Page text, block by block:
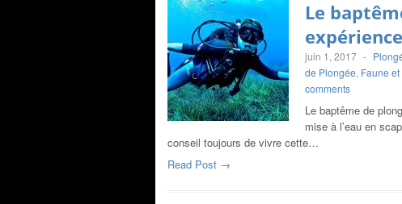
Le
juin 1, 2017 -
de Plongée, Faune
comments
Le baptême de
mise à l’eau en
conseil toujours de vivre cette…
Read Post →